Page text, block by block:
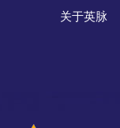
关于英脉